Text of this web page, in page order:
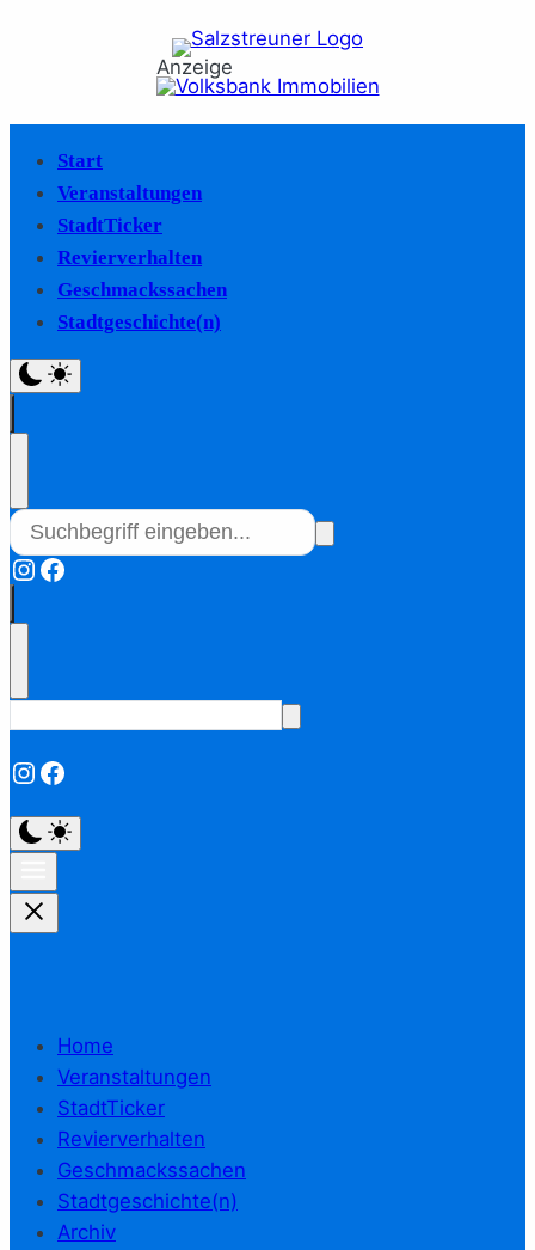
Anzeige
Start
Veranstaltungen
StadtTicker
Revierverhalten
Geschmackssachen
Stadtgeschichte(n)
Instagram
Facebook
Instagram
Facebook
Home
Veranstaltungen
StadtTicker
Revierverhalten
Geschmackssachen
Stadtgeschichte(n)
Archiv